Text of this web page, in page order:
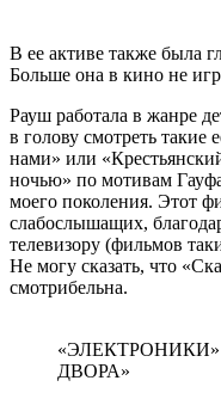
В ее активе также была
Больше она в кино не
Рауш работала в жанре
в голову смотреть такие
нами» или
ночью» по мотивам Гауфа
моего поколения. Этот
слабослышащих,
телевизору (фильмов
Не могу сказать, что
смотрибельна.
ДВОРА»